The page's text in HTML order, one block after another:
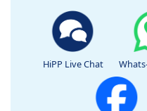
HiPP Live Chat